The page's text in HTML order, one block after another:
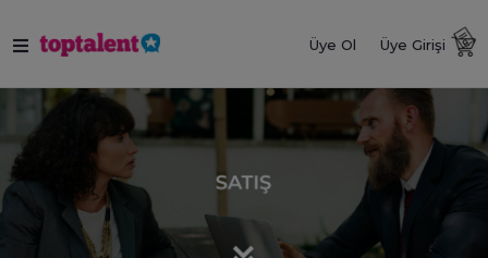
Üye Ol Üye Girişi